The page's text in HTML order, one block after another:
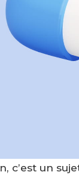
c’est un